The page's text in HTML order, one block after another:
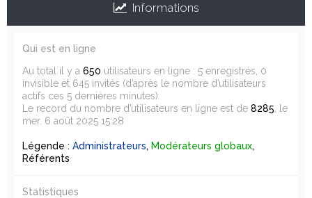
Informations
Qui est en ligne
Au total il y a 650 utilisateurs en ligne : 5 enregistrés, 0
invisible et 645 invités (d’après le nombre d’utilisateurs
actifs ces 5 dernières minutes)
Le record du nombre d’utilisateurs en ligne est de 8285 , le
mer. 6 août 2025 15:28
Légende : Administrateurs, Modérateurs globaux,
Référents
Statistiques